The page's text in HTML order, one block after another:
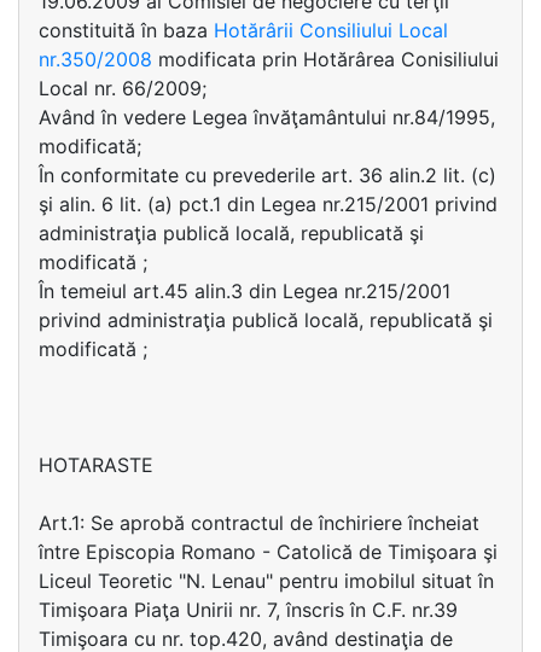
constituită în baza Hotărârii Consiliului Local
nr.350/2008 modificata prin Hotărârea Conisiliului
Local nr. 66/2009;
Având în vedere Legea învăţamântului nr.84/1995,
modificată;
În conformitate cu prevederile art. 36 alin.2 lit. (c)
şi alin. 6 lit. (a) pct.1 din Legea nr.215/2001 privind
administraţia publică locală, republicată şi
modificată ;
În temeiul art.45 alin.3 din Legea nr.215/2001
privind administraţia publică locală, republicată şi
modificată ;
HOTARASTE
Art.1: Se aprobă contractul de închiriere încheiat
între Episcopia Romano - Catolică de Timişoara şi
Liceul Teoretic "N. Lenau" pentru imobilul situat în
Timişoara Piaţa Unirii nr. 7, înscris în C.F. nr.39
Timişoara cu nr. top.420, având destinaţia de